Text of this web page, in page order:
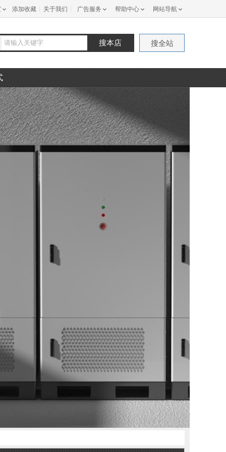
添加收藏 关于我们 广告服务 帮助中心 网站导航
搜本店 搜全站